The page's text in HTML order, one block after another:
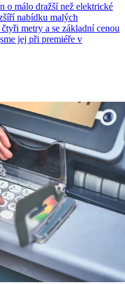
o málo dražší než elektrické
nabídku malých
metry a se základní cenou
jej při premiéře v